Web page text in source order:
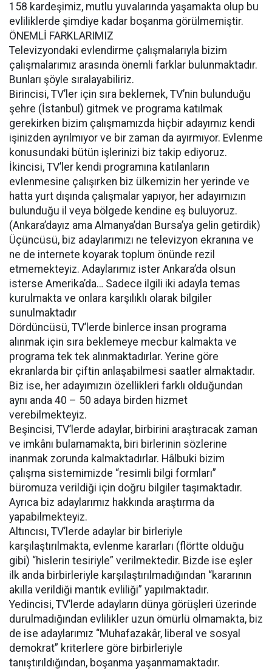
158 kardeşimiz, mutlu yuvalarında yaşamakta olup bu
evliliklerde şimdiye kadar boşanma görülmemiştir.
ÖNEMLİ FARKLARIMIZ
Televizyondaki evlendirme çalışmalarıyla bizim
çalışmalarımız arasında önemli farklar bulunmaktadır.
Bunları şöyle sıralayabiliriz.
Birincisi, TV’ler için sıra beklemek, TV’nin bulunduğu
şehre (İstanbul) gitmek ve programa katılmak
gerekirken bizim çalışmamızda hiçbir adayımız kendi
işinizden ayrılmıyor ve bir zaman da ayırmıyor. Evlenme
konusundaki bütün işlerinizi biz takip ediyoruz.
İkincisi, TV’ler kendi programına katılanların
evlenmesine çalışırken biz ülkemizin her yerinde ve
hatta yurt dışında çalışmalar yapıyor, her adayımızın
bulunduğu il veya bölgede kendine eş buluyoruz.
(Ankara’dayız ama Almanya’dan Bursa’ya gelin getirdik)
Üçüncüsü, biz adaylarımızı ne televizyon ekranına ve
ne de internete koyarak toplum önünde rezil
etmemekteyiz. Adaylarımız ister Ankara’da olsun
isterse Amerika’da… Sadece ilgili iki adayla temas
kurulmakta ve onlara karşılıklı olarak bilgiler
sunulmaktadır
Dördüncüsü, TV’lerde binlerce insan programa
alınmak için sıra beklemeye mecbur kalmakta ve
programa tek tek alınmaktadırlar. Yerine göre
ekranlarda bir çiftin anlaşabilmesi saatler almaktadır.
Biz ise, her adayımızın özellikleri farklı olduğundan
aynı anda 40 – 50 adaya birden hizmet
verebilmekteyiz.
Beşincisi, TV’lerde adaylar, birbirini araştıracak zaman
ve imkânı bulamamakta, biri birlerinin sözlerine
inanmak zorunda kalmaktadırlar. Hâlbuki bizim
çalışma sistemimizde “resimli bilgi formları”
büromuza verildiği için doğru bilgiler taşımaktadır.
Ayrıca biz adaylarımız hakkında araştırma da
yapabilmekteyiz.
Altıncısı, TV’lerde adaylar bir birleriyle
karşılaştırılmakta, evlenme kararları (flörtte olduğu
gibi) “hislerin tesiriyle” verilmektedir. Bizde ise eşler
ilk anda birbirleriyle karşılaştırılmadığından “kararının
akılla verildiği mantık evliliği” yapılmaktadır.
Yedincisi, TV’lerde adayların dünya görüşleri üzerinde
durulmadığından evlilikler uzun ömürlü olmamakta, biz
de ise adaylarımız “Muhafazakâr, liberal ve sosyal
demokrat” kriterlere göre birbirleriyle
tanıştırıldığından, boşanma yaşanmamaktadır.